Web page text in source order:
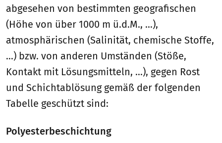
abgesehen von bestimmten geografischen
(Höhe von über 1000 m ü.d.M., ...),
atmosphärischen (Salinität, chemische Stoffe,
...) bzw. von anderen Umständen (Stöße,
Kontakt mit Lösungsmitteln, ...), gegen Rost
und Schichtablösung gemäß der folgenden
Tabelle geschützt sind:
Polyesterbeschichtung